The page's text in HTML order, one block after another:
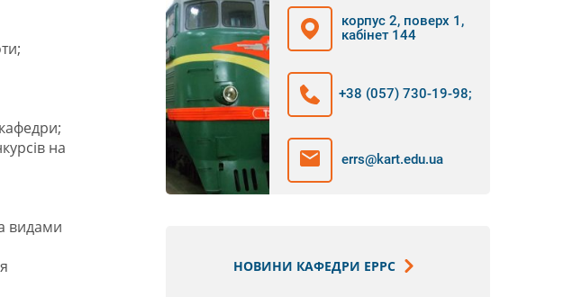
корпус 2, поверх 1,
кабінет 144
+38 (057) 730-19-98;
errs@kart.edu.ua
НОВИНИ КАФЕДРИ ЕРРС
на
видами